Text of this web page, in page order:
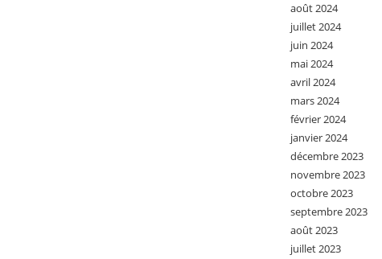
août 2024
juillet 2024
juin 2024
mai 2024
avril 2024
mars 2024
février 2024
janvier 2024
décembre 2023
novembre 2023
octobre 2023
septembre 2023
août 2023
juillet 2023